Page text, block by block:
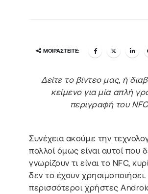
ΜΟΙΡΑΣΤΕΊΤΕ:
Δείτε το βίντεο μας, ή
κείμενο για μία απλή
περιγραφή του
Συνέχεια ακούμε την
πολλοί όμως είναι αυτοί που
γνωρίζουν τι είναι το NFC,
δεν το έχουν
περισσότεροι χρήστες